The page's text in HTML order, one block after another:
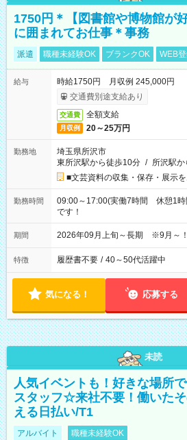
1750円＊【図書館や博物館が
に囲まれてお仕事＊事務
派遣 職種未経験OK ブランクOK WEB
給与
時給1750円 月収例 245,000円
交通費別途支給あり
交通費 全額支給
月収例 20～25万円
勤務地
埼玉県所沢市
東所沢駅から徒歩10分 / 所沢駅
■文芸資料の収集・保存・展示
勤務時間
09:00～17:00(実働7時間 休憩1
です！
期間 2026年09月上旬～長期 ※9月～！
特徴 履歴書不要 / 40～50代活躍中
気になる！ 応募する
未読
人気イベントも！好きな場所
スタッフ☆来社不要！働いた
える日払い/T1
アルバイト 職種未経験OK